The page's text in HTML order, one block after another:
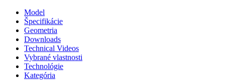
Model
Špecifikácie
Geometria
Downloads
Technical Videos
Vybrané vlastnosti
Technológie
Kategória